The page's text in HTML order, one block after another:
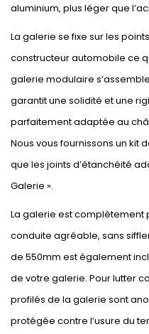
aluminium, plus léger que
La galerie se fixe sur les
constructeur automobile ce
galerie modulaire
garantit une solidité et une
parfaitement adaptée au
Nous vous fournissons un kit
que les joints d’étanchéité
Galerie ».
La galerie est complètement
conduite agréable, sans
de 550mm est également
de votre galerie. Pour lutter
profilés de la galerie sont
protégée contre l’usure du